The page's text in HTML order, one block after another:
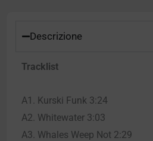
Descrizione
Tracklist
A1. Kurski Funk 3:24
A2. Whitewater 3:03
A3. Whales Weep Not 2:29